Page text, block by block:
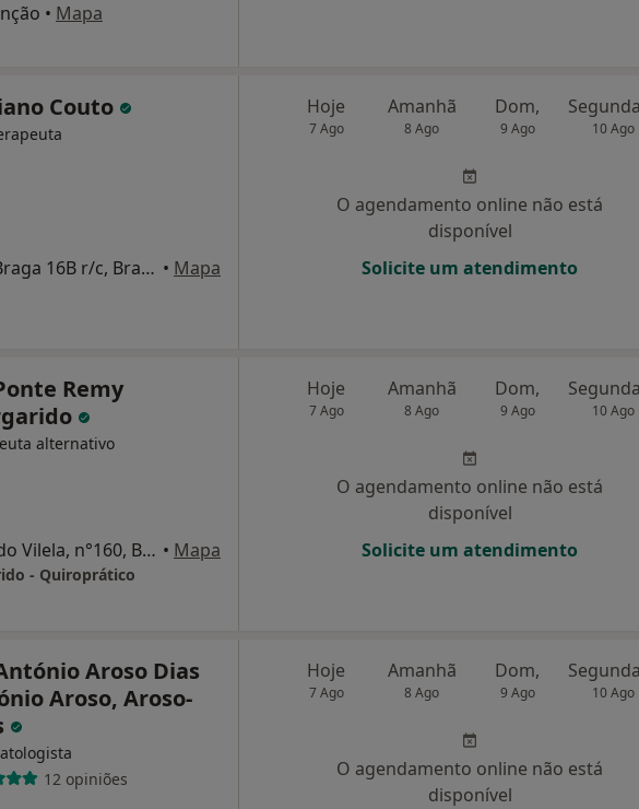
• Mapa
Couto
Praceta Frei Baltazar Braga 16B r/c, Braga • Mapa
Hoje
7 Ago
Amanhã
8 Ago
Dom,
9 Ago 10 Ago
O agendamento online não está
disponível
Solicite um atendimento
Remy
alternativo
Rua Professor Machado Vilela, n°160, Braga • Mapa
- Quiroprático
Hoje
7 Ago
Amanhã
8 Ago
Dom,
9 Ago 10 Ago
O agendamento online não está
disponível
Solicite um atendimento
Aroso Dias
Aroso, Aroso-
12 opiniões
Hoje
7 Ago
Amanhã
8 Ago
Dom,
9 Ago 10 Ago
O agendamento online não está
disponível